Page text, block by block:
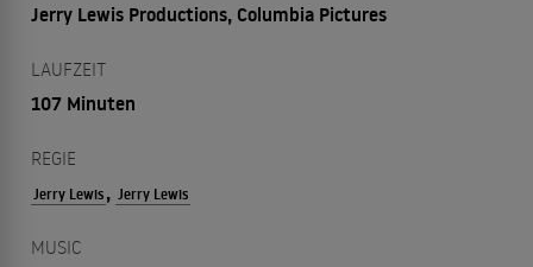
Jerry Lewis Productions, Columbia Pictures
LAUFZEIT
107 Minuten
REGIE
Jerry Lewis, Jerry Lewis
MUSIC